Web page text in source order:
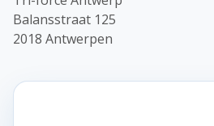
Balansstraat 125
2018 Antwerpen